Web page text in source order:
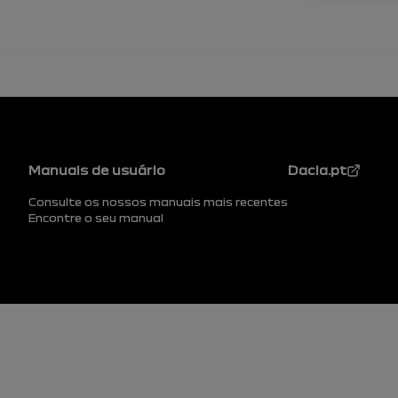
Rodapé
Manuais de usuário
Consulte os nossos manuais mais recentes
Encontre o seu manual
Dacia.pt